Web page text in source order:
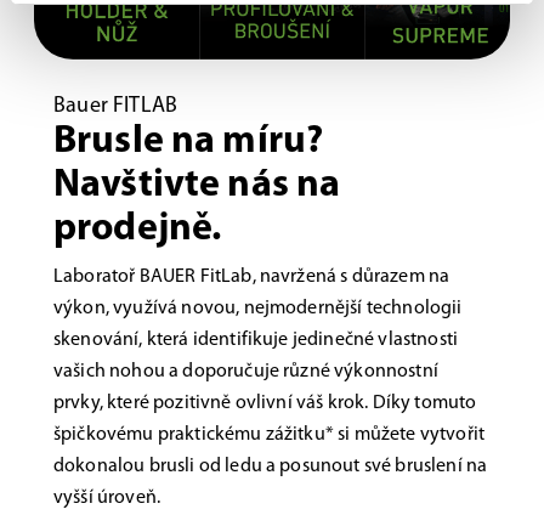
Bauer FITLAB
Brusle na míru?
Navštivte nás na
prodejně.
Laboratoř BAUER FitLab, navržená s důrazem na
výkon, využívá novou, nejmodernější technologii
skenování, která identifikuje jedinečné vlastnosti
vašich nohou a doporučuje různé výkonnostní
prvky, které pozitivně ovlivní váš krok. Díky tomuto
špičkovému praktickému zážitku* si můžete vytvořit
dokonalou brusli od ledu a posunout své bruslení na
vyšší úroveň.